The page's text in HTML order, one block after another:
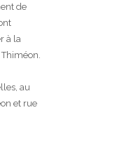
de
à la
au
et rue